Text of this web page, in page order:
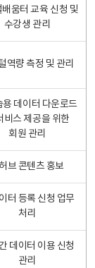
배움터 교육 신청 및
수강생 관리
역량 측정 및 관리
용 데이터 다운로드
비스 제공을 위한
회원 관리
브 콘텐츠 홍보
터 등록 신청 업무
처리
데이터 이용 신청
관리